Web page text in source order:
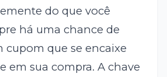
do que você
há uma chance de
cupom que se encaixe
em sua compra. A chave